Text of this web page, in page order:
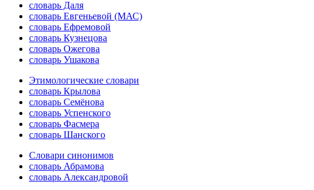
словарь Даля
словарь Евгеньевой (МАС)
словарь Ефремовой
словарь Кузнецова
словарь Ожегова
словарь Ушакова
Этимологические словари
словарь Крылова
словарь Семёнова
словарь Успенского
словарь Фасмера
словарь Шанского
Словари синонимов
словарь Абрамова
словарь Александровой